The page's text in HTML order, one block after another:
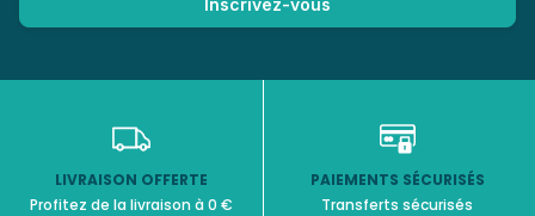
LIVRAISON OFFERTE
Profitez de la livraison à 0 €
PAIEMENTS SÉCURISÉS
Transferts sécurisés